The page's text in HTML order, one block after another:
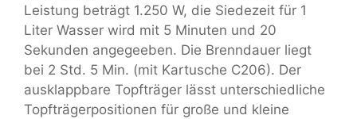
Leistung beträgt 1.250 W, die Siedezeit für 1
Liter Wasser wird mit 5 Minuten und 20
Sekunden angegeeben. Die Brenndauer liegt
bei 2 Std. 5 Min. (mit Kartusche C206). Der
ausklappbare Topfträger lässt unterschiedliche
Topfträgerpositionen für große und kleine